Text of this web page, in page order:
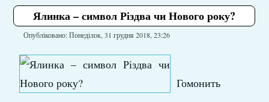
Ялинка – символ Різдва чи Нового року?
Опубліковано: Понеділок, 31 грудня 2018, 23:26
Гомонить